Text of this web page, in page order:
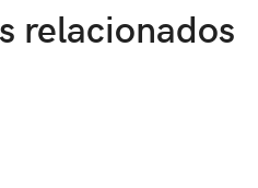
relacionados